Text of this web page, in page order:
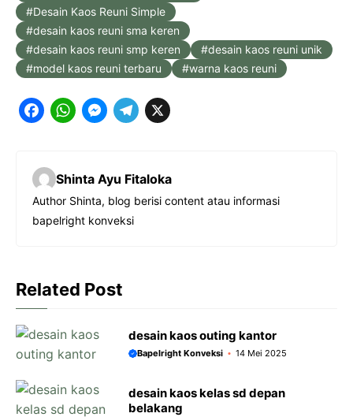
Desain Kaos Reuni Simple
desain kaos reuni sma keren
desain kaos reuni smp keren
desain kaos reuni unik
model kaos reuni terbaru
warna kaos reuni
F
c
e
b
k
W
t
s
p
M
s
e
e
T
e
g
m
X
Shinta Ayu Fitaloka
Author Shinta, blog berisi content atau informasi
bapelright konveksi
Related Post
desain kaos outing kantor
Bapelright Konveksi 14 Mei 2025
desain kaos kelas sd depan
belakang